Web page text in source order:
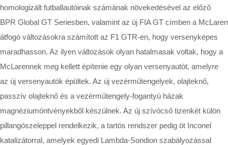
homologizált futballautóinak számának növekedésével az előző
BPR Global GT Seriesben, valamint az új FIA GT címben a McLaren
átfogó változásokra számított az F1 GTR-en, hogy versenyképes
maradhasson. Az ilyen változások olyan hatalmasak voltak, hogy a
McLarennek meg kellett építenie egy olyan versenyautót, amelyre
az új versenyautók épültek. Az új vezérműtengelyek, olajteknő,
passzív olajteknő és a vezérműtengely-fogantyú házak
magnéziumöntvényekből készülnek. Az új szívócső tizenkét külön
pillangószeleppel rendelkezik, a tartós rendszer pedig öt Inconel
katalizátorral, amelyek egyedi Lambda-Sondion szabályozással